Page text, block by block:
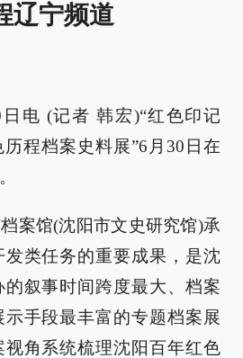
辽宁频道
电 (记者 韩宏)“红色印记
程档案史料展”6月30日在
案馆(沈阳市文史研究馆)承
类任务的重要成果，是沈
的叙事时间跨度最大、档案
手段最丰富的专题档案展
角系统梳理沈阳百年红色